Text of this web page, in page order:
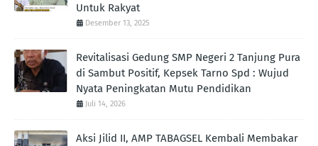
Untuk Rakyat
Desember 13, 2025
Revitalisasi Gedung SMP Negeri 2 Tanjung Pura
di Sambut Positif, Kepsek Tarno Spd : Wujud
Nyata Peningkatan Mutu Pendidikan
Juli 14, 2026
Aksi Jilid II, AMP TABAGSEL Kembali Membakar